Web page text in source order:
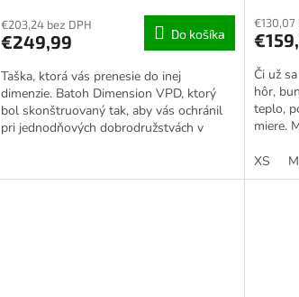
€203,24 bez DPH
€249,99 Do košíka
Taška, ktorá vás prenesie do inej
dimenzie. Batoh Dimension VPD, ktorý
bol skonštruovaný tak, aby vás ochránil
pri jednodňových dobrodružstvách v
€130,07
Či už
hôr,
teplo,
miere.
XS
M